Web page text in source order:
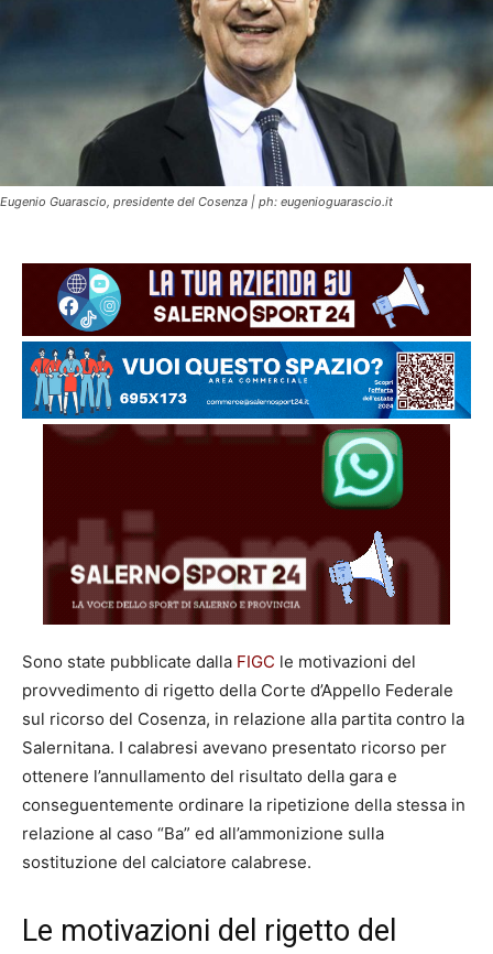
Eugenio Guarascio, presidente del Cosenza | ph: eugenioguarascio.it
Sono state pubblicate dalla FIGC le motivazioni del
provvedimento di rigetto della Corte d’Appello Federale
sul ricorso del Cosenza, in relazione alla partita contro la
Salernitana. I calabresi avevano presentato ricorso per
ottenere l’annullamento del risultato della gara e
conseguentemente ordinare la ripetizione della stessa in
relazione al caso “Ba” ed all’ammonizione sulla
sostituzione del calciatore calabrese.
Le motivazioni del rigetto del